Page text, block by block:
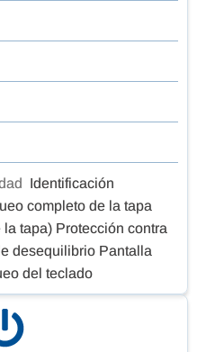
Identificación
completo de la tapa
tapa) Protección contra
desequilibrio Pantalla
del teclado